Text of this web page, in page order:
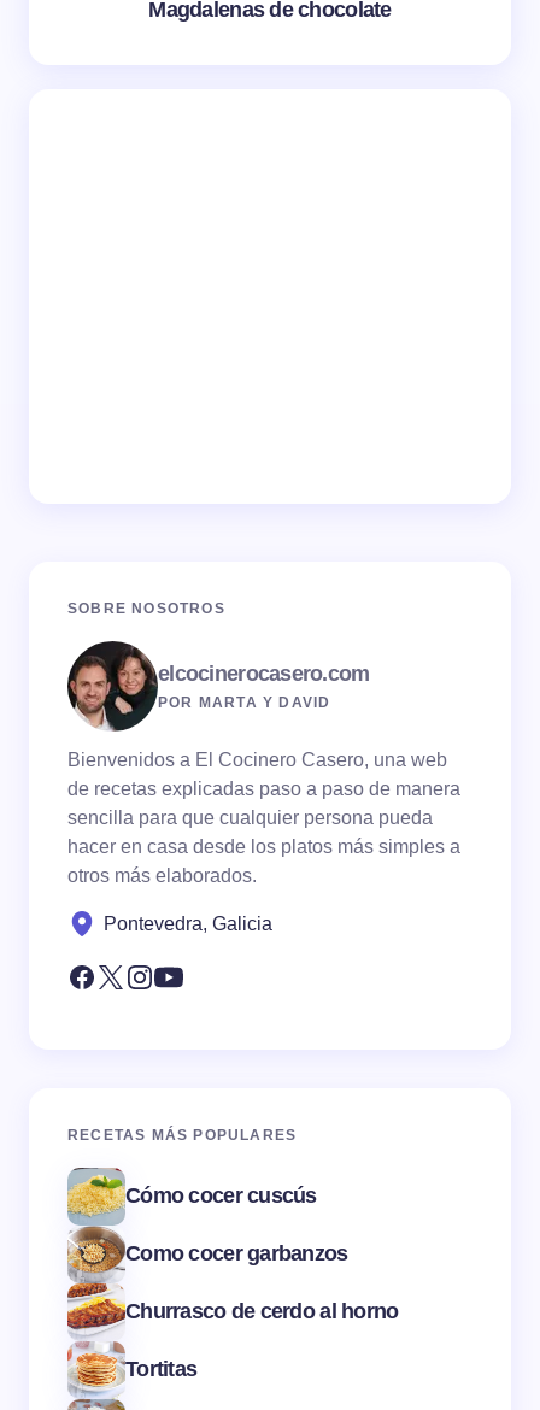
Magdalenas de chocolate
SOBRE NOSOTROS
elcocinerocasero.com
POR MARTA Y DAVID
Bienvenidos a El Cocinero Casero, una web
de recetas explicadas paso a paso de manera
sencilla para que cualquier persona pueda
hacer en casa desde los platos más simples a
otros más elaborados.
Pontevedra, Galicia
RECETAS MÁS POPULARES
Cómo cocer cuscús
Como cocer garbanzos
Churrasco de cerdo al horno
Tortitas